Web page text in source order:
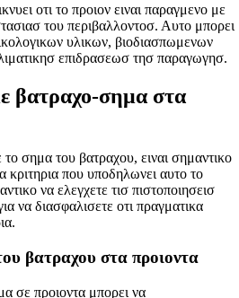
οτι το προιον ειναι παραγμενο με
του περιβαλλοντοσ. Αυτο μπορει
υλικων, βιοδιασπωμενων
επιδρασεωσ τησ παραγωγησ.
βατραχο-σημα στα
σημα του βατραχου, ειναι σημαντικο
κριτηρια που υποδηλωνει αυτο το
να ελεγχετε τισ πιστοποιησεισ
να διασφαλισετε οτι πραγματικα
βατραχου στα προιοντα
σε προιοντα μπορει να